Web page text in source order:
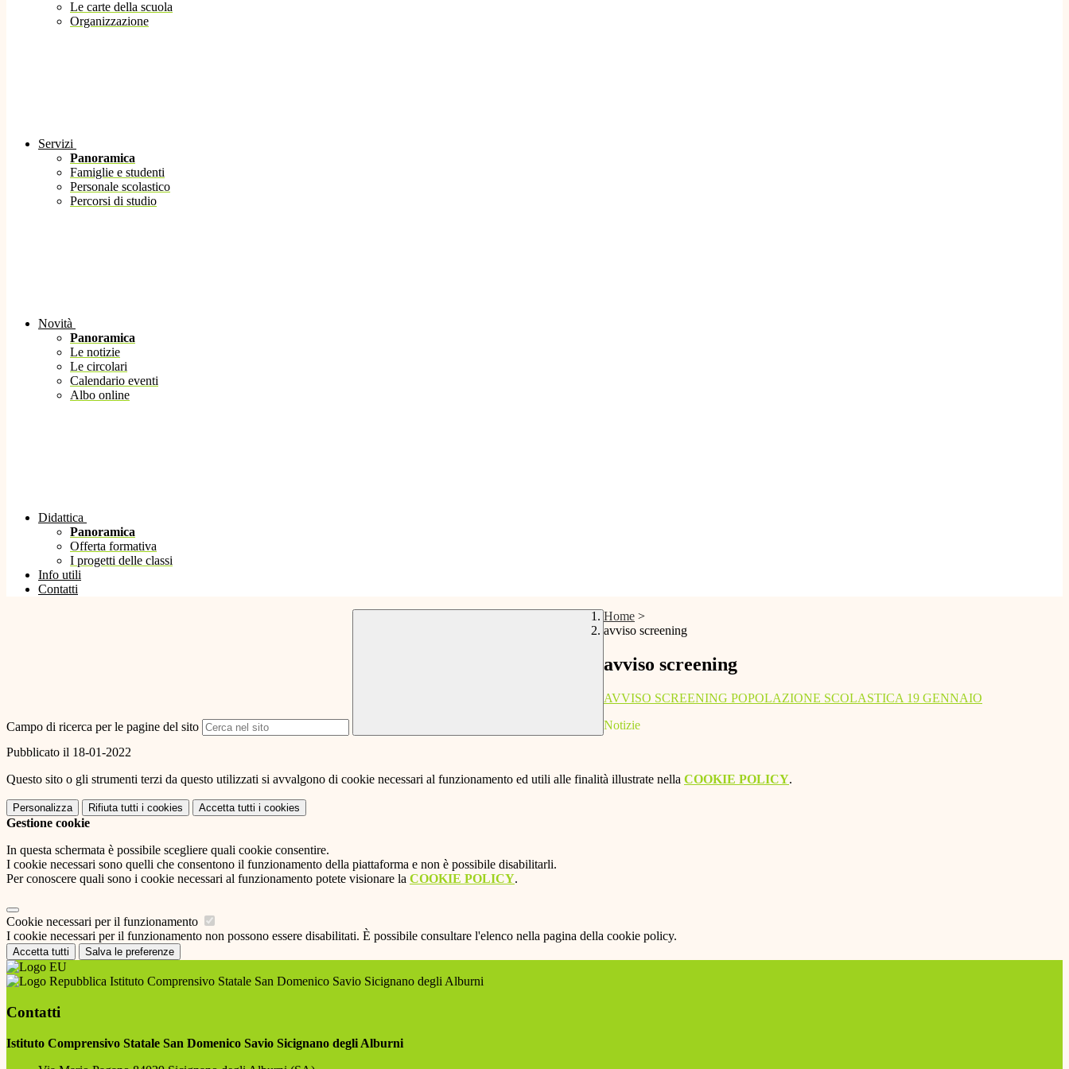
Le carte della scuola
Organizzazione
Servizi
Panoramica
Famiglie e studenti
Personale scolastico
Percorsi di studio
Novità
Panoramica
Le notizie
Le circolari
Calendario eventi
Albo online
Didattica
Panoramica
Offerta formativa
I progetti delle classi
Info utili
Contatti
Campo di ricerca per le pagine del sito
Home >
avviso screening
avviso screening
AVVISO SCREENING POPOLAZIONE SCOLASTICA 19 GENNAIO
Notizie
Pubblicato il 18-01-2022
Questo sito o gli strumenti terzi da questo utilizzati si avvalgono di cookie necessari al funzionamento ed utili alle finalità illustrate nella COOKIE POLICY.
Personalizza Rifiuta tutti i cookies Accetta tutti i cookies
Gestione cookie
In questa schermata è possibile scegliere quali cookie consentire.
I cookie necessari sono quelli che consentono il funzionamento della piattaforma e non è possibile disabilitarli.
Per conoscere quali sono i cookie necessari al funzionamento potete visionare la COOKIE POLICY.
Cookie necessari per il funzionamento
I cookie necessari per il funzionamento non possono essere disabilitati. È possibile consultare l'elenco nella pagina della cookie policy.
Accetta tutti Salva le preferenze
Istituto Comprensivo Statale San Domenico Savio Sicignano degli Alburni
Contatti
Istituto Comprensivo Statale San Domenico Savio Sicignano degli Alburni